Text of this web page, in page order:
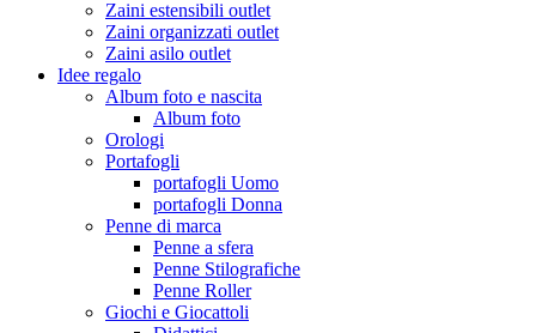
Zaini estensibili outlet
Zaini organizzati outlet
Zaini asilo outlet
Idee regalo
Album foto e nascita
Album foto
Orologi
Portafogli
portafogli Uomo
portafogli Donna
Penne di marca
Penne a sfera
Penne Stilografiche
Penne Roller
Giochi e Giocattoli